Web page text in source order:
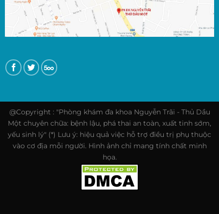
@Copyright : "Phòng khám đa khoa Nguyễn Trãi - Thủ Dầu
Một chuyên chữa: bệnh lậu, phá thai an toàn, xuất tinh sớm,
yếu sinh lý" (*) Lưu ý: hiệu quả việc hỗ trợ điều trị phụ thuộc
vào cơ địa mỗi người. Hình ảnh chỉ mang tính chất minh
họa.